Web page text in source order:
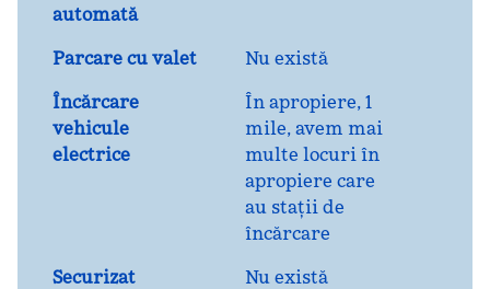
automată
Parcare cu valet
Nu există
Încărcare
vehicule
electrice
În apropiere, 1
mile, avem mai
multe locuri în
apropiere care
au stații de
încărcare
Securizat
Nu există